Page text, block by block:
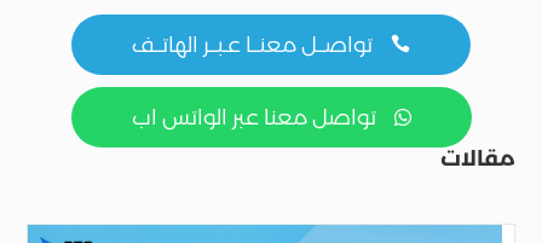
مقالات
تواصــل معنــا عـبــر الهاتــف 
تواصل معنا عبر الواتس اب 